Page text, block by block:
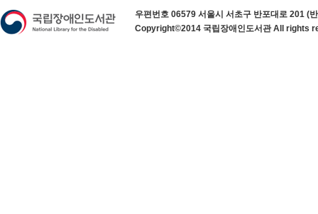
우편번호 06579 서울시 서초구 반포대로 201 (
Copyright©2014 국립장애인도서관 All rights